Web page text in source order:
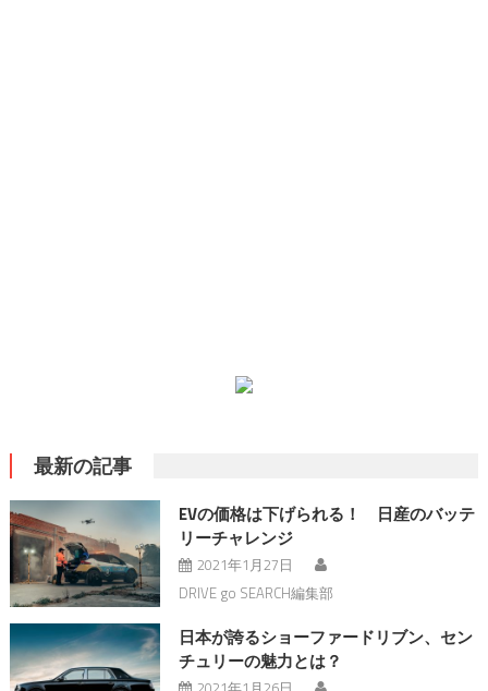
最新の記事
EVの価格は下げられる！ 日産のバッテ
リーチャレンジ
2021年1月27日
DRIVE go SEARCH編集部
日本が誇るショーファードリブン、セン
チュリーの魅力とは？